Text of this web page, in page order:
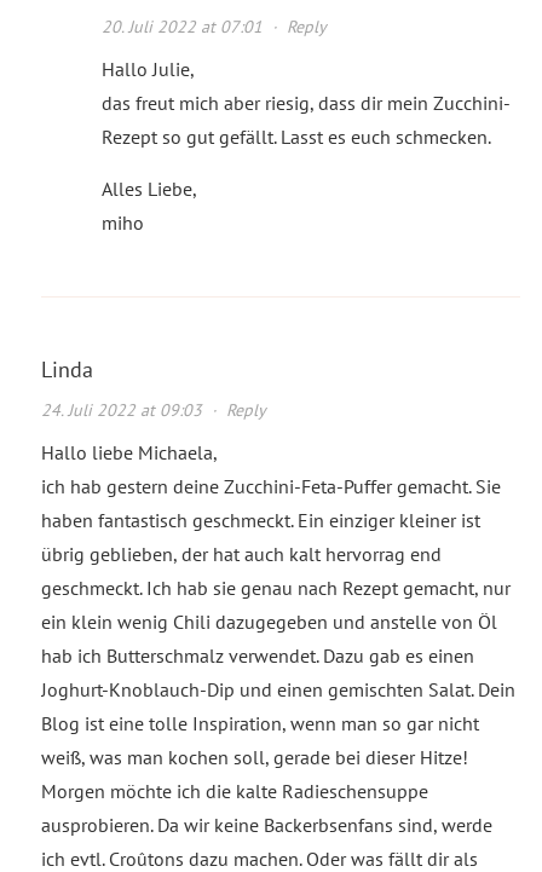
20. Juli 2022 at 07:01 · Reply
Hallo Julie,
das freut mich aber riesig, dass dir mein Zucchini-
Rezept so gut gefällt. Lasst es euch schmecken.
Alles Liebe,
miho
Linda
24. Juli 2022 at 09:03· Reply
Hallo liebe Michaela,
ich hab gestern deine Zucchini-Feta-Puffer gemacht. Sie
haben fantastisch geschmeckt. Ein einziger kleiner ist
übrig geblieben, der hat auch kalt hervorrag end
geschmeckt. Ich hab sie genau nach Rezept gemacht, nur
ein klein wenig Chili dazugegeben und anstelle von Öl
hab ich Butterschmalz verwendet. Dazu gab es einen
Joghurt-Knoblauch-Dip und einen gemischten Salat. Dein
Blog ist eine tolle Inspiration, wenn man so gar nicht
weiß, was man kochen soll, gerade bei dieser Hitze!
Morgen möchte ich die kalte Radieschensuppe
ausprobieren. Da wir keine Backerbsenfans sind, werde
ich evtl. Croûtons dazu machen. Oder was fällt dir als